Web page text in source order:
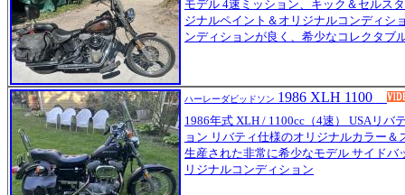
モデル 4速ミッション、キック＆セルス
ジナルペイント＆オリジナルコンディシ
ンディションが良く、希少なコレクタブ
ハーレーダビッドソン 1986 XLH 1100
1986年式 XLH / 1100cc（4速） USAリバ
ョン リバティ仕様のオリジナルカラー＆
生産された非常に希少なモデル サイドバ
リジナルコンディション